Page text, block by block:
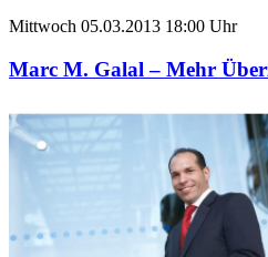
Mittwoch 05.03.2013 18:00 Uhr
Marc M. Galal – Mehr